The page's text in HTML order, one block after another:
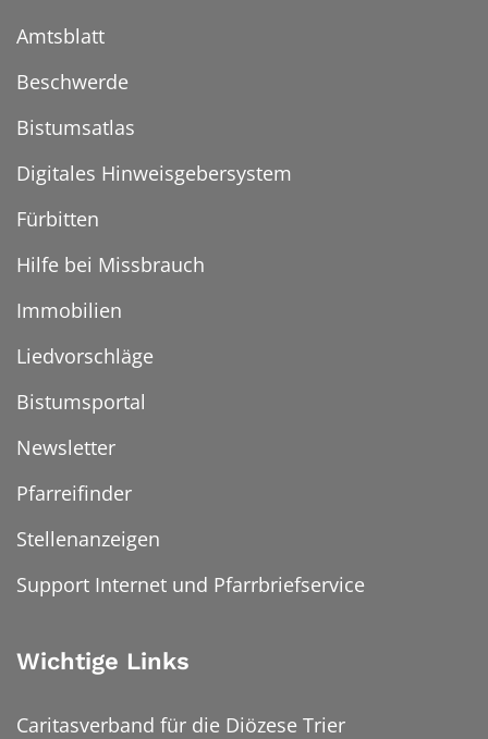
Amtsblatt
Beschwerde
Bistumsatlas
Digitales Hinweisgebersystem
Fürbitten
Hilfe bei Missbrauch
Immobilien
Liedvorschläge
Bistumsportal
Newsletter
Pfarreifinder
Stellenanzeigen
Support Internet und Pfarrbriefservice
Wichtige Links
Caritasverband für die Diözese Trier